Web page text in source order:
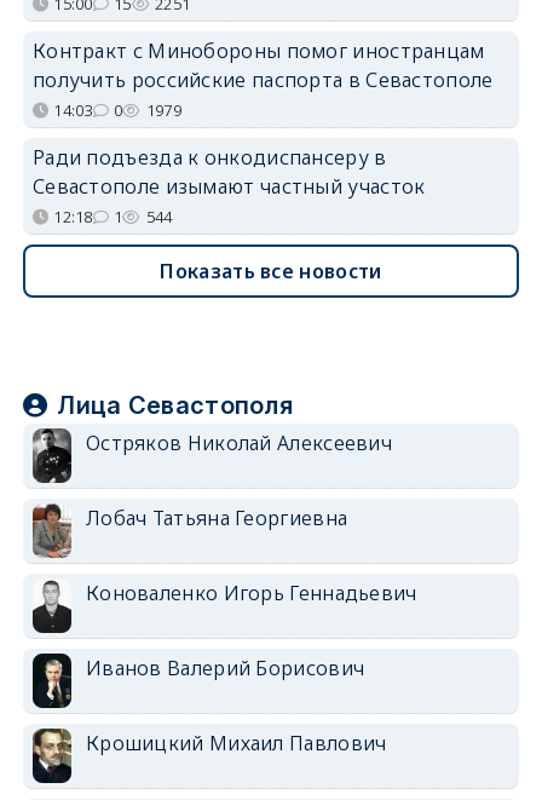
Контракт с Минобороны помог иностранцам
получить российские паспорта в Севастополе
14:03 0 1979
Ради подъезда к онкодиспансеру в
Севастополе изымают частный участок
12:18 1 544
Показать все новости
Лица Севастополя
Остряков Николай Алексеевич
Лобач Татьяна Георгиевна
Коноваленко Игорь Геннадьевич
Иванов Валерий Борисович
Крошицкий Михаил Павлович